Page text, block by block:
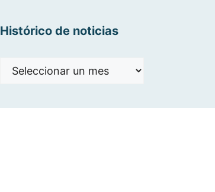
Histórico de noticias
Histórico